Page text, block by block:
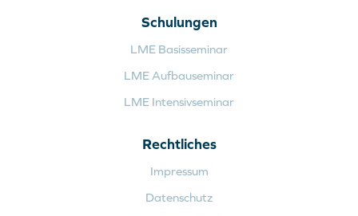
Schulungen
LME Basisseminar
LME Aufbauseminar
LME Intensivseminar
Rechtliches
Impressum
Datenschutz